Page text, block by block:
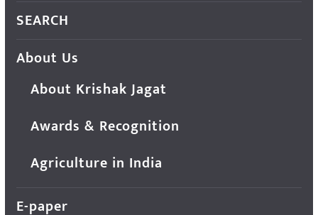
SEARCH
About Us
About Krishak Jagat
Awards & Recognition
Agriculture in India
E-paper